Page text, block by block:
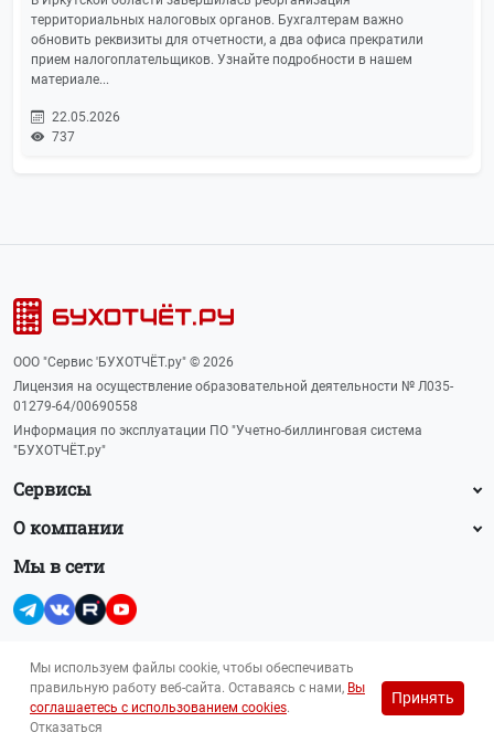
территориальных налоговых органов. Бухгалтерам важно
обновить реквизиты для отчетности, а два офиса прекратили
прием налогоплательщиков. Узнайте подробности в нашем
материале...
22.05.2026
737
ООО "Сервис 'БУХОТЧЁТ.ру" © 2026
Лицензия на осуществление образовательной деятельности № Л035-
01279-64/00690558
Информация по эксплуатации ПО "Учетно-биллинговая система
"БУХОТЧЁТ.ру"
Сервисы
О компании
Мы в сети
Для лиц 16+
Прайс-лист на рекламу (PDF, 145 Кб)
Мы используем файлы cookie, чтобы обеспечивать
правильную работу веб-сайта. Оставаясь с нами, Вы
соглашаетесь с использованием cookies.
Отказаться
Принять